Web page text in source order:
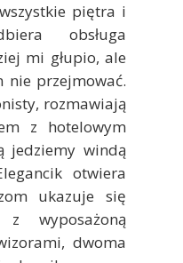
piętra i
obsługa
mi głupio, ale
nie przejmować.
rozmawiają
z hotelowym
jedziemy windą
otwiera
ukazuje się
wyposażoną
dwoma